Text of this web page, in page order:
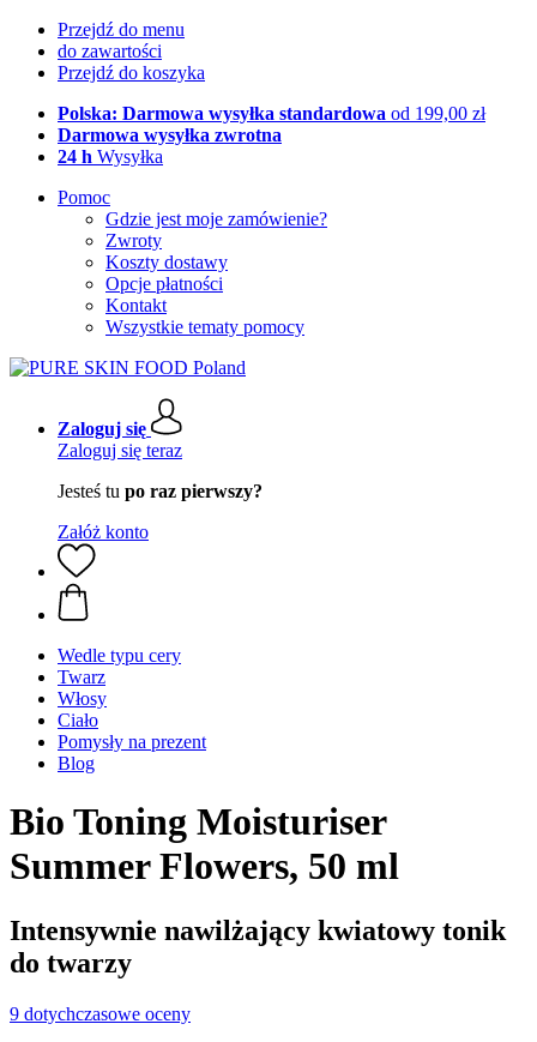
Przejdź do menu
do zawartości
Przejdź do koszyka
Polska: Darmowa wysyłka standardowa od 199,00 zł
Darmowa wysyłka zwrotna
24 h Wysyłka
Pomoc
Gdzie jest moje zamówienie?
Zwroty
Koszty dostawy
Opcje płatności
Kontakt
Wszystkie tematy pomocy
Zaloguj się
Zaloguj się teraz
Jesteś tu po raz pierwszy?
Załóż konto
Wedle typu cery
Twarz
Włosy
Ciało
Pomysły na prezent
Blog
Bio Toning Moisturiser
Summer Flowers, 50 ml
Intensywnie nawilżający kwiatowy tonik
do twarzy
9 dotychczasowe oceny